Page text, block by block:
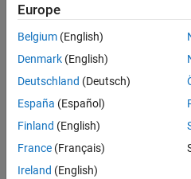
correspondant
à vos
critères
de
recherche.
Vous
pouvez
élargir
votre
recherche
Europe
Belgium (English)
Denmark (English)
Deutschland (Deutsch)
España (Español)
Finland (English)
France (Français)
Ireland (English)